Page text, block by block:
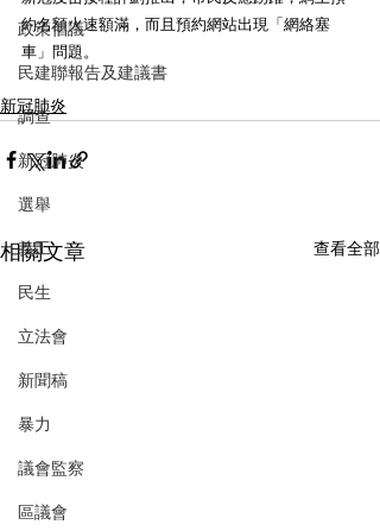
政策倡議
民建聯報告及建議書
調查
新冠肺炎
選舉
義工
民生
立法會
新聞稿
暴力
議會監察
區議會
約名額火速額滿，而且預約網站出現「網絡塞
車」問題。
新冠肺炎
相關文章 查看全部